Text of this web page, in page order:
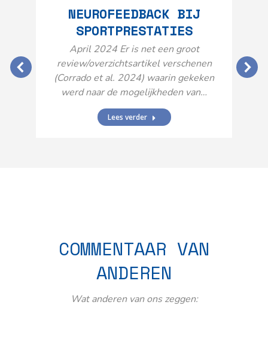
NEUROFEEDBACK BIJ
SPORTPRESTATIES
April 2024 Er is net een groot
review/overzichtsartikel verschenen
(Corrado et al. 2024) waarin gekeken
werd naar de mogelijkheden van…
Lees verder
COMMENTAAR VAN
ANDEREN
Wat anderen van ons zeggen: